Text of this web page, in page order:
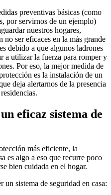
preventivas básicas (como
por servirnos de un ejemplo)
nuestros hogares,
no ser eficaces en la más grande
debido a que algunos ladrones
a utilizar la fuerza para romper y
Por eso, la mejor medida de
es la instalación de un
deja alertarnos de la presencia
eficaz sistema de
más eficiente, la
es algo a eso que recurre poco
bien cuidada en el hogar.
un sistema de seguridad en casa: